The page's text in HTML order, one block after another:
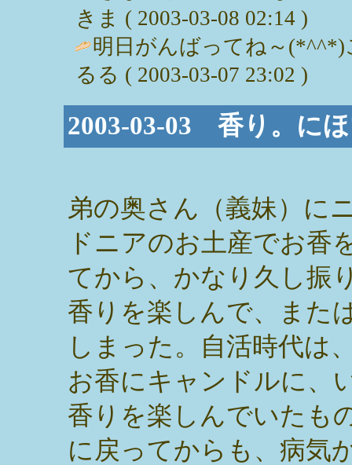
きま ( 2003-03-08 02:14 )
明日がんばってね～
るる ( 2003-03-07 23:02 )
2003-03-03 香り。に
弟の奥さん（義妹）に
ドニアのお土産でお香
てから、かなり久し振
香りを楽しんで、また
しまった。自活時代は
お香にキャンドルに、
香りを楽しんでいたも
に戻ってからも、病気